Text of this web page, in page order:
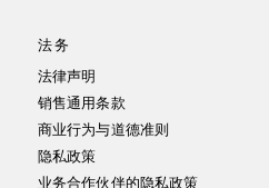
法务
法律声明
销售通用条款
商业行为与道德准则
隐私政策
业务合作伙伴的隐私政策